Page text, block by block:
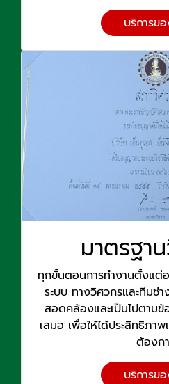
บริการขอ
มาตรฐา
ทุกขั้นตอนการทำงานตั้งแ
ระบบ ทางวิศวกรและทีม
สอดคล้องและเป็นไปตาม
เสมอ เพื่อให้ได้ประสิทธิภา
ต้องก
บริการขอ